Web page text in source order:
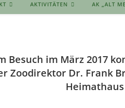
AKTIVITÄTEN AK „ALT
Besuch im März 2017
Zoodirektor Dr. Frank